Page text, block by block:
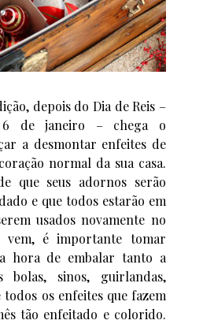
depois do Dia de Reis –
6 de janeiro – chega o
a desmontar enfeites de
normal da sua casa.
que seus adornos serão
e que todos estarão em
usados novamente no
é importante tomar
hora de embalar tanto a
bolas, sinos, guirlandas,
todos os enfeites que fazem
tão enfeitado e colorido.